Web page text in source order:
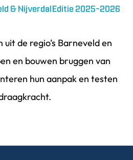
& NijverdalEditie 2025-2026
de regio’s Barneveld en
en bouwen bruggen van
hun aanpak en testen